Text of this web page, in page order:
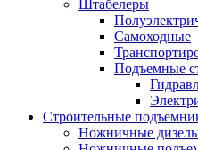
Штабелеры
Самоходные
Подъемные
Строительные
Ножничные